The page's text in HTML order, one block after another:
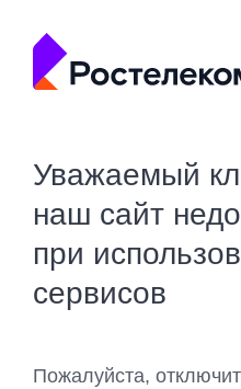
Уважаемый
наш сайт
при
сервисов
Пожалуйста,